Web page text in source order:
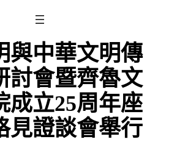
與中華文明傳
討會暨齊魯文
成立25周年座
見證談會舉行